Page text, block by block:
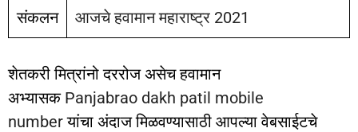
संकलन आजचे हवामान महाराष्ट्र 2021
शेतकरी मित्रांनो दररोज असेच हवामान
अभ्यासक Panjabrao dakh patil mobile
numberयांचा अंदाज मिळवण्यासाठी आपल्या वेबसाईटचे